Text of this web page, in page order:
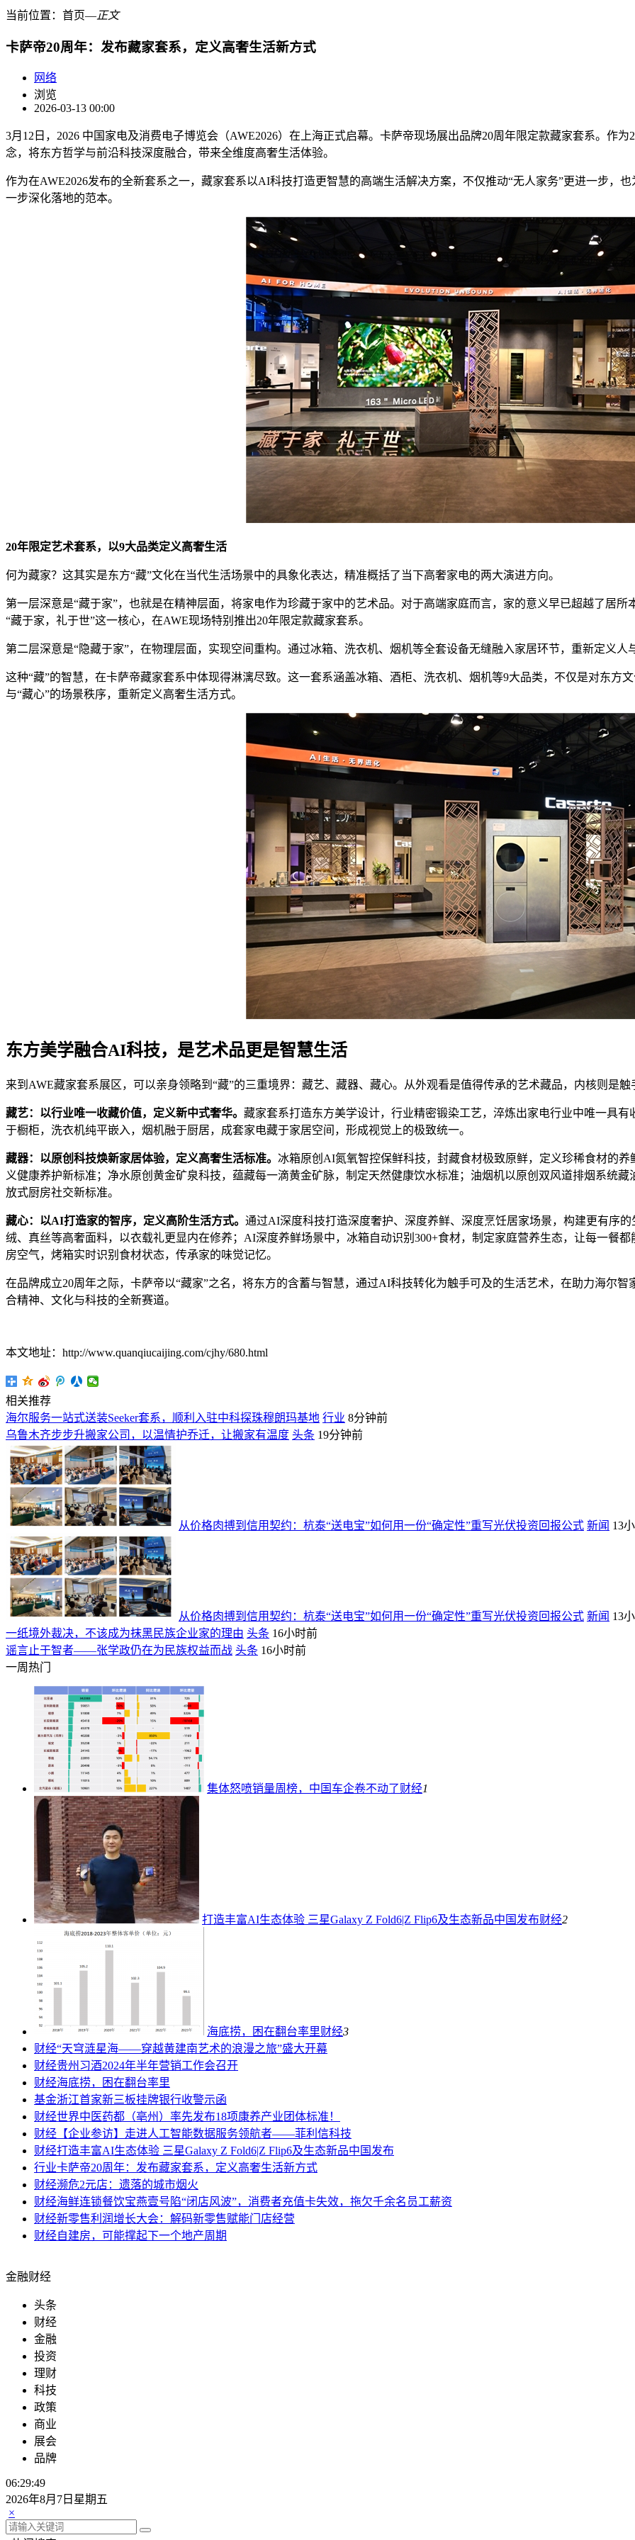
当前位置： 首页―正文
卡萨帝20周年：发布藏家套系，定义高奢生活新方式
网络
浏览
2026-03-13 00:00
3月12日，2026 中国家电及消费电子博览会（AWE2026）在上海正式启幕。卡萨帝现场展出品牌20周年限定款藏家套系。作
念，将东方哲学与前沿科技深度融合，带来全维度高奢生活体验。
作为在AWE2026发布的全新套系之一，藏家套系以AI科技打造更智慧的高端生活解决方案，不仅推动“无人家务”更进一步，
一步深化落地的范本。
20年限定艺术套系，以9大品类定义高奢生活
何为藏家？这其实是东方“藏”文化在当代生活场景中的具象化表达，精准概括了当下高奢家电的两大演进方向。
第一层深意是“藏于家”，也就是在精神层面，将家电作为珍藏于家中的艺术品。对于高端家庭而言，家的意义早已超越了居
“藏于家，礼于世”这一核心，在AWE现场特别推出20年限定款藏家套系。
第二层深意是“隐藏于家”，在物理层面，实现空间重构。通过冰箱、洗衣机、烟机等全套设备无缝融入家居环节，重新定义
这种“藏”的智慧，在卡萨帝藏家套系中体现得淋漓尽致。这一套系涵盖冰箱、酒柜、洗衣机、烟机等9大品类，不仅是对东方
与“藏心”的场景秩序，重新定义高奢生活方式。
东方美学融合AI科技，是艺术品更是智慧生活
来到AWE藏家套系展区，可以亲身领略到“藏”的三重境界：藏艺、藏器、藏心。从外观看是值得传承的艺术藏品，内核则是
藏艺：以行业唯一收藏价值，定义新中式奢华。 藏家套系打造东方美学设计，行业精密锻染工艺，淬炼出家电行业中唯一具
于橱柜，洗衣机纯平嵌入，烟机融于厨居，成套家电藏于家居空间，形成视觉上的极致统一。
藏器：以原创科技焕新家居体验，定义高奢生活标准。 冰箱原创AI氮氧智控保鲜科技，封藏食材极致原鲜，定义珍稀食材的
义健康养护新标准；净水原创黄金矿泉科技，蕴藏每一滴黄金矿脉，制定天然健康饮水标准；油烟机以原创双风道排烟系统
放式厨房社交新标准。
藏心： 以AI打造家的智序，定义高阶生活方式。 通过AI深度科技打造深度奢护、深度养鲜、深度烹饪居家场景，构建更有序
绒、真丝等高奢面料，以衣载礼更显内在修养；AI深度养鲜场景中，冰箱自动识别300+食材，制定家庭营养生态，让每一餐
房空气，烤箱实时识别食材状态，传承家的味觉记忆。
在品牌成立20周年之际，卡萨帝以“藏家”之名，将东方的含蓄与智慧，通过AI科技转化为触手可及的生活艺术，在助力海尔
合精神、文化与科技的全新赛道。
本文地址：http://www.quanqiucaijing.com/cjhy/680.html
相关推荐
海尔服务一站式送装Seeker套系，顺利入驻中科探珠穆朗玛基地 行业 8分钟前
乌鲁木齐步步升搬家公司，以温情护乔迁，让搬家有温度 头条 19分钟前
从价格肉搏到信用契约：杭泰“送电宝”如何用一份“确定性”重写光伏投资回报公式 新闻 13
从价格肉搏到信用契约：杭泰“送电宝”如何用一份“确定性”重写光伏投资回报公式 新闻 13
一纸境外裁决，不该成为抹黑民族企业家的理由 头条 16小时前
谣言止于智者——张学政仍在为民族权益而战 头条 16小时前
一周热门
集体怒喷销量周榜，中国车企卷不动了财经1
打造丰富AI生态体验 三星Galaxy Z Fold6|Z Flip6及生态新品中国发布财经2
海底捞，困在翻台率里财经3
财经“天穹涟星海——穿越黄建南艺术的浪漫之旅”盛大开幕
财经贵州习酒2024年半年营销工作会召开
财经海底捞，困在翻台率里
基金浙江首家新三板挂牌银行收警示函
财经世界中医药都（亳州）率先发布18项康养产业团体标准！
财经 【企业参访】走进人工智能数据服务领航者——菲利信科技
财经打造丰富AI生态体验 三星Galaxy Z Fold6|Z Flip6及生态新品中国发布
行业卡萨帝20周年：发布藏家套系，定义高奢生活新方式
财经濒危2元店：遗落的城市烟火
财经海鲜连锁餐饮宝燕壹号陷“闭店风波”，消费者充值卡失效，拖欠千余名员工薪资
财经新零售利润增长大会：解码新零售赋能门店经营
财经自建房，可能撑起下一个地产周期
金融财经
头条
财经
金融
投资
理财
科技
政策
商业
展会
品牌
06:29:50
2026年8月7日星期五
×